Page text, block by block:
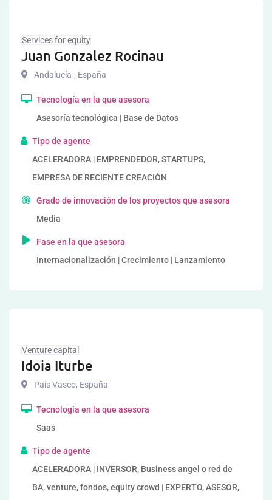
Services for equity
Juan Gonzalez Rocinau
Andalucía-, España
Tecnología en la que asesora
Asesoría tecnológica | Base de Datos
Tipo de agente
ACELERADORA | EMPRENDEDOR, STARTUPS,
EMPRESA DE RECIENTE CREACIÓN
Grado de innovación de los proyectos que asesora
Media
Fase en la que asesora
Internacionalización | Crecimiento | Lanzamiento
Venture capital
Idoia Iturbe
Pais Vasco, España
Tecnología en la que asesora
Saas
Tipo de agente
ACELERADORA | INVERSOR, Business angel o red de
BA, venture, fondos, equity crowd | EXPERTO, ASESOR,